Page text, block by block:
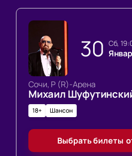
30 сб,
Сочи, Р (R)-Арена
Михаил
18+ Шансон
Выбрать билеты